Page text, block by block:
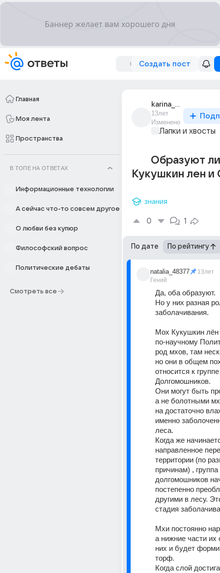
Создать пост
Главная
Моя лента
Пространства
В ТОПЕ НА ОТВЕТАХ
Информационные технологии
А сейчас что-то совсем другое
О любви без купюр
Философский вопрос
Политические дебаты
Смотреть все
karina_danilova_48
13лет
Изменено
Лапки и хвосты
Образуют
Кукушкин лен и
знания
0 1
По дате По рейтингу
natalia_48377
Гений
13лет
Да, оба образуют.
Но у них разная
заболачивания.
Мох Кукушкин лён
по-научному
род мхов, там
но они в общем
относится к группе
Долгомошников.
Они могут быть
а не болотными
на достаточно
именно
леса.
Когда же
направленное
территории (по
причинам) ,
долгомошников
постепенно
другими в лесу.
стадия
Мхи постоянно
а нижние части их
них и будет
торф.
Когда слой